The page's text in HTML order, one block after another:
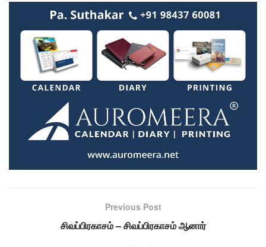
Previous Post
சிவப்பிரகாசம் – சிவப்பிரகாசம் ஆனார்